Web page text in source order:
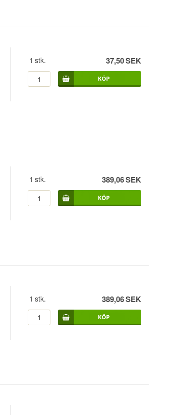
1 stk. 37,50SEK
1 stk. 389,06SEK
1 stk. 389,06SEK